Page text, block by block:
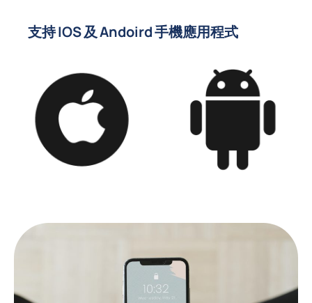
支持 IOS 及 Andoird 手機應用程式